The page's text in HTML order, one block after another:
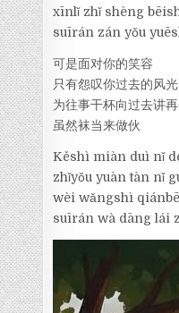
xīnlǐ zhǐ shèng
suīrán zán yǒu
可是面对你的笑容
只有怨叹你过去的风光
为往事干杯向过去讲
虽然袜当来做伙
Kěshì miàn duì nǐ
zhǐyǒu yuàn tàn nǐ
wèi wǎngshì
suīrán wà dāng lái